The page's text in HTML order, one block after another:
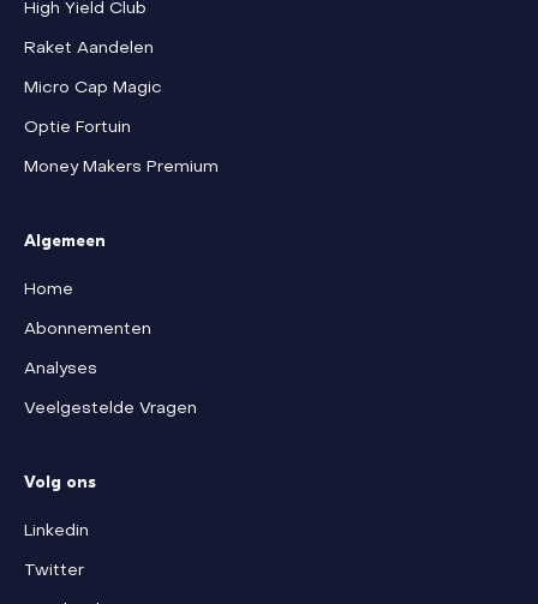
High Yield Club
Raket Aandelen
Micro Cap Magic
Optie Fortuin
Money Makers Premium
Algemeen
Home
Abonnementen
Analyses
Veelgestelde Vragen
Volg ons
Linkedin
Twitter